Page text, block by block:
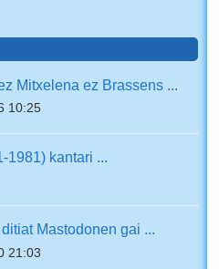
Mitxelena ez Brassens ...
10:25
1981) kantari ...
Mastodonen gai ...
21:03